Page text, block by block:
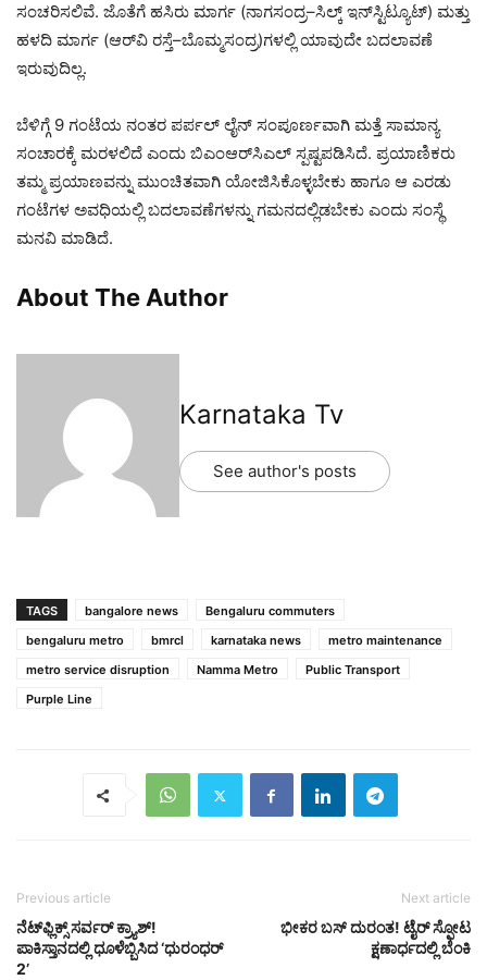
ಸಂಚರಿಸಲಿವೆ. ಜೊತೆಗೆ ಹಸಿರು ಮಾರ್ಗ (ನಾಗಸಂದ್ರ–ಸಿಲ್ಕ್ ಇನ್‌ಸ್ಟಿಟ್ಯೂಟ್) ಮತ್ತು
ಹಳದಿ ಮಾರ್ಗ (ಆರ್‌ವಿ ರಸ್ತೆ–ಬೊಮ್ಮಸಂದ್ರ)ಗಳಲ್ಲಿ ಯಾವುದೇ ಬದಲಾವಣೆ
ಇರುವುದಿಲ್ಲ.
ಬೆಳಿಗ್ಗೆ 9 ಗಂಟೆಯ ನಂತರ ಪರ್ಪಲ್ ಲೈನ್ ಸಂಪೂರ್ಣವಾಗಿ ಮತ್ತೆ ಸಾಮಾನ್ಯ
ಸಂಚಾರಕ್ಕೆ ಮರಳಲಿದೆ ಎಂದು ಬಿಎಂಆರ್‌ಸಿಎಲ್ ಸ್ಪಷ್ಟಪಡಿಸಿದೆ. ಪ್ರಯಾಣಿಕರು
ತಮ್ಮ ಪ್ರಯಾಣವನ್ನು ಮುಂಚಿತವಾಗಿ ಯೋಜಿಸಿಕೊಳ್ಳಬೇಕು ಹಾಗೂ ಆ ಎರಡು
ಗಂಟೆಗಳ ಅವಧಿಯಲ್ಲಿ ಬದಲಾವಣೆಗಳನ್ನು ಗಮನದಲ್ಲಿಡಬೇಕು ಎಂದು ಸಂಸ್ಥೆ
ಮನವಿ ಮಾಡಿದೆ.
About The Author
Karnataka Tv
See author's posts
TAGS bangalore news
Bengaluru commuters
bengaluru metro
bmrcl karnataka news
metro maintenance
metro service disruption
Namma Metro
Public Transport
Purple Line
Previous article
ನೆಟ್‌ಫ್ಲಿಕ್ಸ್ ಸರ್ವರ್ ಕ್ರ್ಯಾಶ್!
ಪಾಕಿಸ್ತಾನದಲ್ಲಿ ಧೂಳೆಬ್ಬಿಸಿದ ‘ಧುರಂಧರ್
2’
Next article
ಭೀಕರ ಬಸ್ ದುರಂತ! ಟೈರ್ ಸ್ಫೋಟ
ಕ್ಷಣಾರ್ಧದಲ್ಲಿ ಬೆಂಕಿ